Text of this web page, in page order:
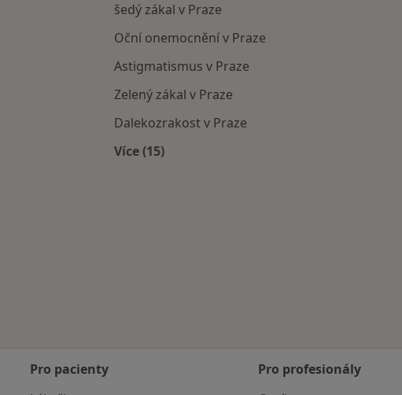
šedý zákal v Praze
Oční onemocnění v Praze
Astigmatismus v Praze
Zelený zákal v Praze
Dalekozrakost v Praze
Více (15)
Pro pacienty
Pro profesionály